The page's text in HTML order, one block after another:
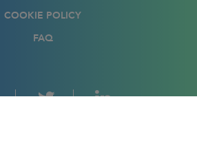
COOKIE POLICY
FAQ